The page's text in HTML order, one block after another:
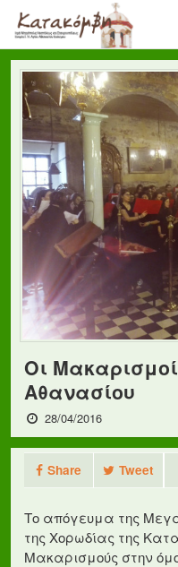
Οι
Αθανασίου
28/04/2016
Share Tweet
Το απόγευμα της
της Χορωδίας της
Μακαρισμούς στην